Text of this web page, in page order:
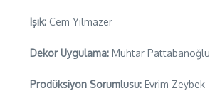
Işık: Cem Yılmazer
Dekor Uygulama: Muhtar Pattabanoğlu
Prodüksiyon Sorumlusu: Evrim Zeybek